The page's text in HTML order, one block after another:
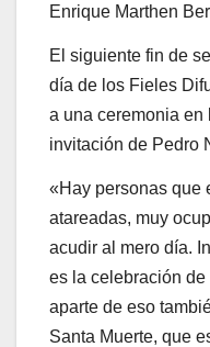
Enrique Marthen
El siguiente fin de
día de los Fieles
a una ceremonia
invitación de Pedro
«Hay personas que
atareadas, muy
acudir al mero día.
es la celebración
aparte de eso
Santa Muerte, que